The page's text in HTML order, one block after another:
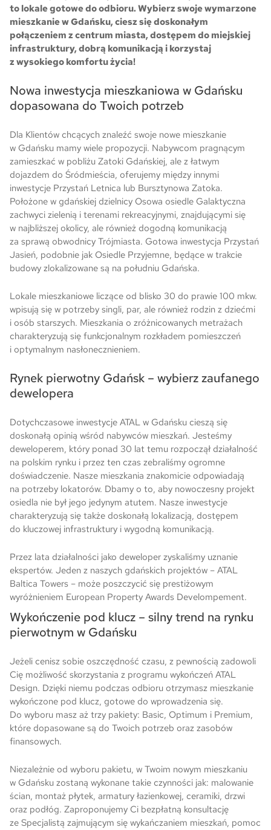
to lokale gotowe do odbioru. Wybierz swoje wymarzone
mieszkanie w Gdańsku, ciesz się doskonałym
połączeniem z centrum miasta, dostępem do miejskiej
infrastruktury, dobrą komunikacją i korzystaj
z wysokiego komfortu życia!
Nowa inwestycja mieszkaniowa w Gdańsku
dopasowana do Twoich potrzeb
Dla Klientów chcących znaleźć swoje nowe mieszkanie
w Gdańsku mamy wiele propozycji. Nabywcom pragnącym
zamieszkać w pobliżu Zatoki Gdańskiej, ale z łatwym
dojazdem do Śródmieścia, oferujemy między innymi
inwestycje Przystań Letnica lub Bursztynowa Zatoka.
Położone w gdańskiej dzielnicy Osowa osiedle Galaktyczna
zachwyci zielenią i terenami rekreacyjnymi, znajdującymi się
w najbliższej okolicy, ale również dogodną komunikacją
za sprawą obwodnicy Trójmiasta. Gotowa inwestycja Przystań
Jasień, podobnie jak Osiedle Przyjemne, będące w trakcie
budowy zlokalizowane są na południu Gdańska.
Lokale mieszkaniowe liczące od blisko 30 do prawie 100 mkw.
wpisują się w potrzeby singli, par, ale również rodzin z dziećmi
i osób starszych. Mieszkania o zróżnicowanych metrażach
charakteryzują się funkcjonalnym rozkładem pomieszczeń
i optymalnym nasłonecznieniem.
Rynek pierwotny Gdańsk – wybierz zaufanego
dewelopera
Dotychczasowe inwestycje ATAL w Gdańsku cieszą się
doskonałą opinią wśród nabywców mieszkań. Jesteśmy
deweloperem, który ponad 30 lat temu rozpoczął działalność
na polskim rynku i przez ten czas zebraliśmy ogromne
doświadczenie. Nasze mieszkania znakomicie odpowiadają
na potrzeby lokatorów. Dbamy o to, aby nowoczesny projekt
osiedla nie był jego jedynym atutem. Nasze inwestycje
charakteryzują się także doskonałą lokalizacją, dostępem
do kluczowej infrastruktury i wygodną komunikacją.
Przez lata działalności jako deweloper zyskaliśmy uznanie
ekspertów. Jeden z naszych gdańskich projektów – ATAL
Baltica Towers – może poszczycić się prestiżowym
wyróżnieniem European Property Awards Develompement.
Wykończenie pod klucz – silny trend na rynku
pierwotnym w Gdańsku
Jeżeli cenisz sobie oszczędność czasu, z pewnością zadowoli
Cię możliwość skorzystania z programu wykończeń ATAL
Design. Dzięki niemu podczas odbioru otrzymasz mieszkanie
wykończone pod klucz, gotowe do wprowadzenia się.
Do wyboru masz aż trzy pakiety: Basic, Optimum i Premium,
które dopasowane są do Twoich potrzeb oraz zasobów
finansowych.
Niezależnie od wyboru pakietu, w Twoim nowym mieszkaniu
w Gdańsku zostaną wykonane takie czynności jak: malowanie
ścian, montaż płytek, armatury łazienkowej, ceramiki, drzwi
oraz podłóg. Zaproponujemy Ci bezpłatną konsultację
ze Specjalistą zajmującym się wykańczaniem mieszkań, pomoc